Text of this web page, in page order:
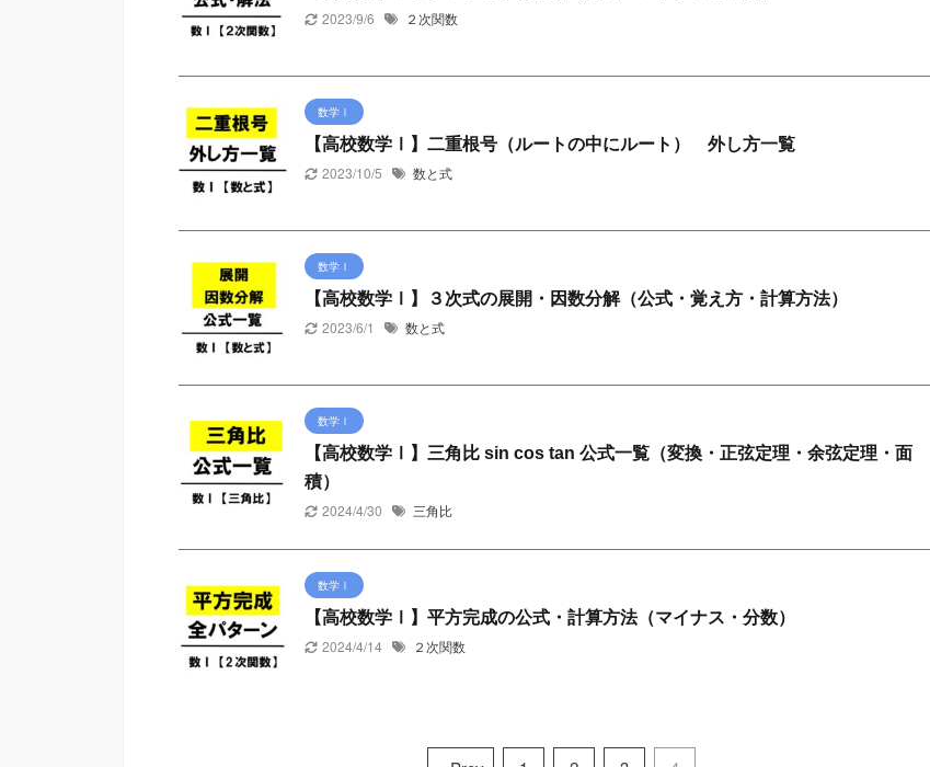
2023/9/6
２次関数
数学Ⅰ
【高校数学Ⅰ】二重根号（ルートの中にルート） 外し方一覧
2023/10/5
数と式
数学Ⅰ
【高校数学Ⅰ】３次式の展開・因数分解（公式・覚え方・計算方法）
2023/6/1
数と式
数学Ⅰ
【高校数学Ⅰ】三角比 sin cos tan 公式一覧（変換・正弦定理・余弦定理・面
積）
2024/4/30
三角比
数学Ⅰ
【高校数学Ⅰ】平方完成の公式・計算方法（マイナス・分数）
2024/4/14
２次関数